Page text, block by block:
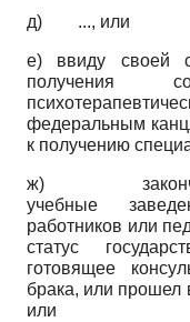
д) ..., или
е) ввиду своей
получения
федеральным
к получению
ж) закончил
учебные
работников или
статус
готовящее
брака, или прошел
или